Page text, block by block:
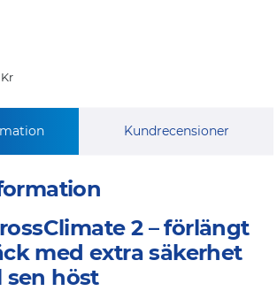
Kundrecensioner
2 – förlängt
med extra säkerhet
sen höst